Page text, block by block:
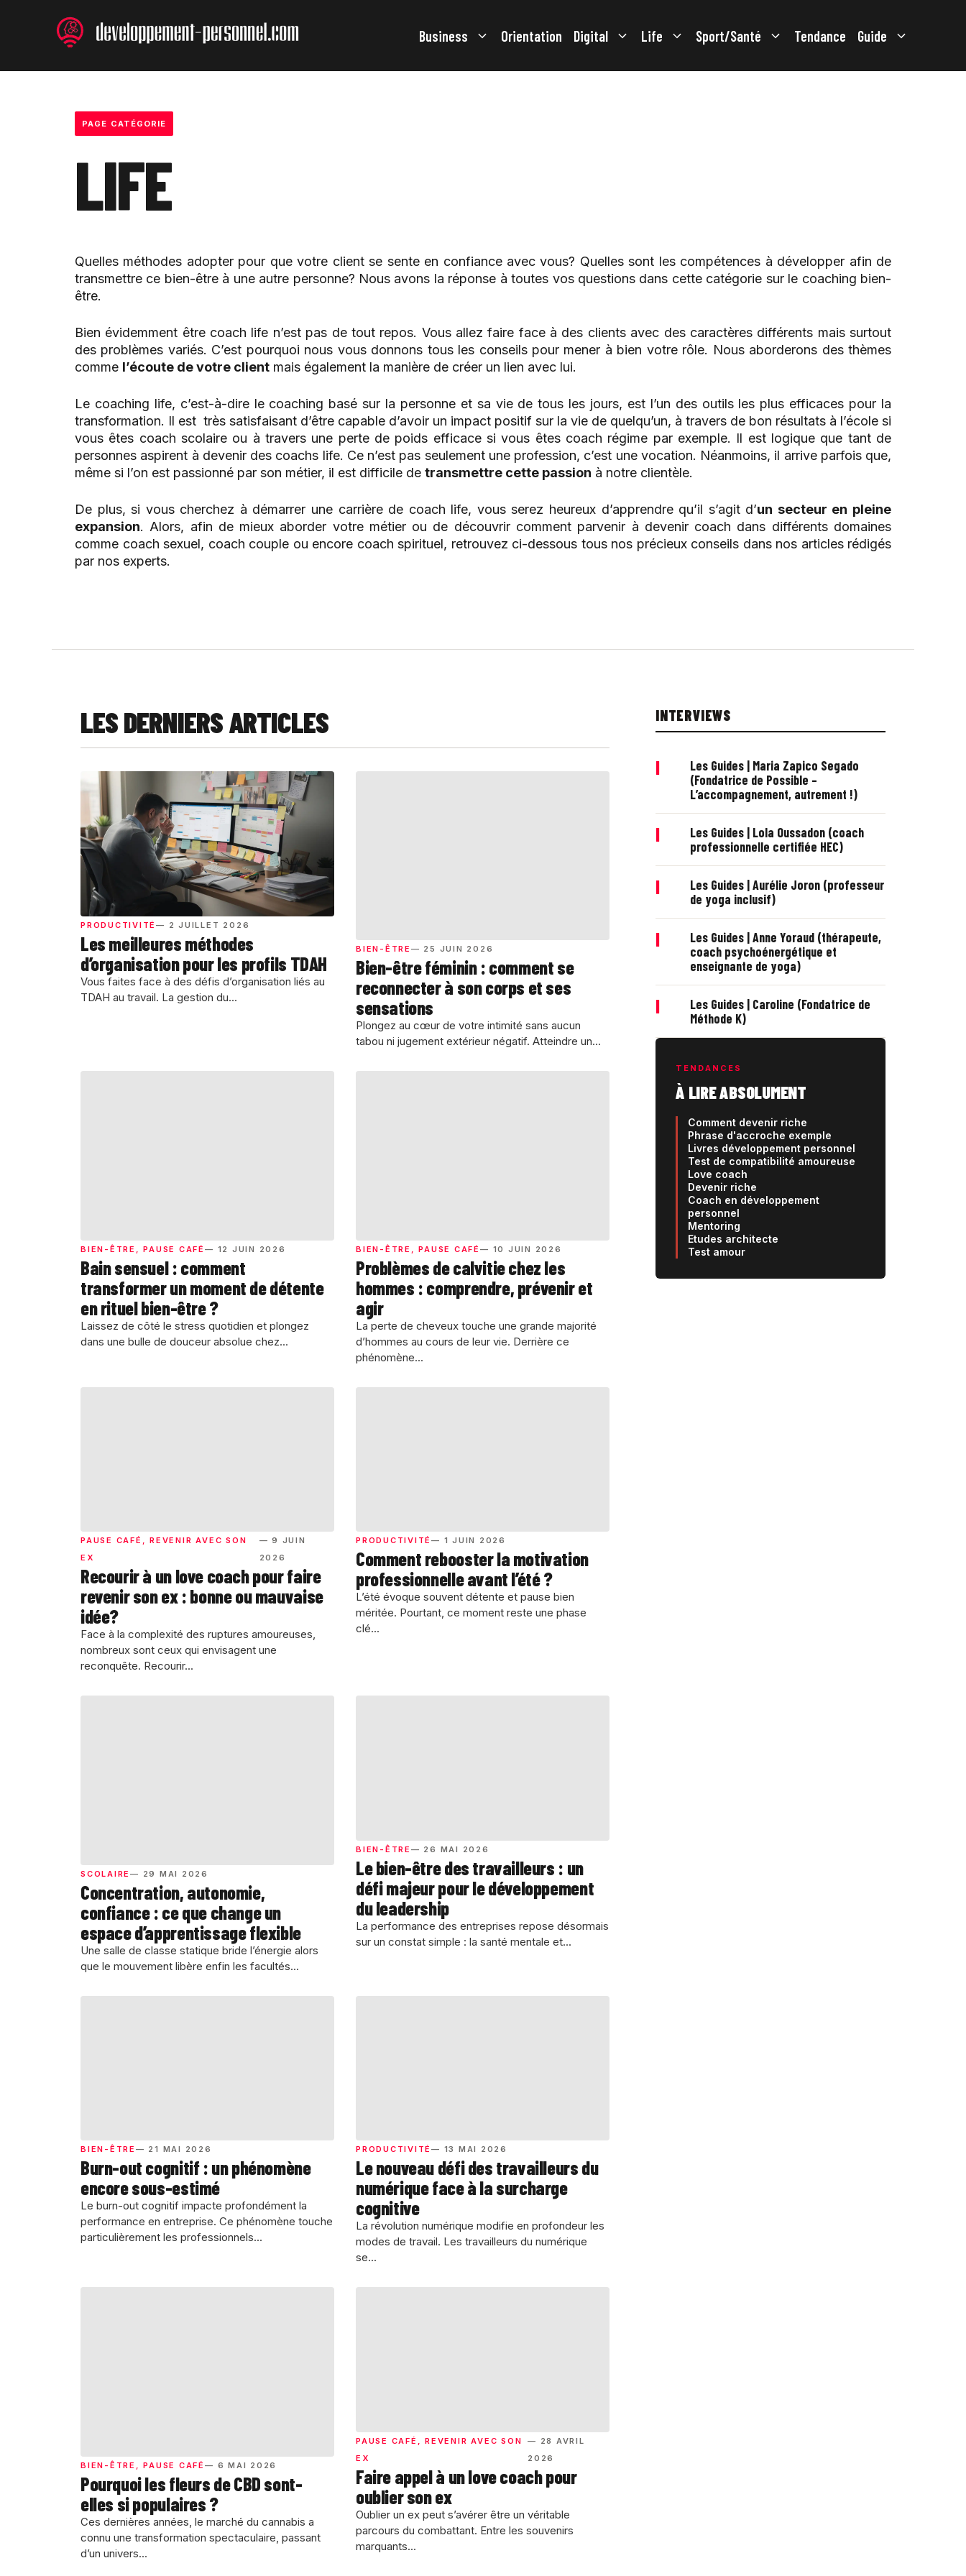
Business Orientation Digital Life Sport/Santé Tendance Guide
PAGE CATÉGORIE
LIFE
Quelles méthodes adopter pour que votre client se sente en confiance avec vous? Quelles sont les compétences à développer afin de
transmettre ce bien-être à une autre personne? Nous avons la réponse à toutes vos questions dans cette catégorie sur le coaching bien-
être.
Bien évidemment être coach life n’est pas de tout repos. Vous allez faire face à des clients avec des caractères différents mais surtout
des problèmes variés. C’est pourquoi nous vous donnons tous les conseils pour mener à bien votre rôle. Nous aborderons des thèmes
comme l’écoute de votre client mais également la manière de créer un lien avec lui.
Le coaching life, c’est-à-dire le coaching basé sur la personne et sa vie de tous les jours, est l’un des outils les plus efficaces pour la
transformation. Il est très satisfaisant d’être capable d’avoir un impact positif sur la vie de quelqu’un, à travers de bon résultats à l’école si
vous êtes coach scolaire ou à travers une perte de poids efficace si vous êtes coach régime par exemple. Il est logique que tant de
personnes aspirent à devenir des coachs life. Ce n’est pas seulement une profession, c’est une vocation. Néanmoins, il arrive parfois que,
même si l’on est passionné par son métier, il est difficile de transmettre cette passion à notre clientèle.
De plus, si vous cherchez à démarrer une carrière de coach life, vous serez heureux d’apprendre qu’il s’agit d’un secteur en pleine
expansion. Alors, afin de mieux aborder votre métier ou de découvrir comment parvenir à devenir coach dans différents domaines
comme coach sexuel, coach couple ou encore coach spirituel, retrouvez ci-dessous tous nos précieux conseils dans nos articles rédigés
par nos experts.
LES DERNIERS ARTICLES
PRODUCTIVITÉ— 2 JUILLET 2026
Les meilleures méthodes
d’organisation pour les profils TDAH
Vous faites face à des défis d’organisation liés au
TDAH au travail. La gestion du...
BIEN-ÊTRE — 25 JUIN 2026
Bien-être féminin : comment se
reconnecter à son corps et ses
sensations
Plongez au cœur de votre intimité sans aucun
tabou ni jugement extérieur négatif. Atteindre un...
BIEN-ÊTRE ,PAUSE CAFÉ — 12 JUIN 2026
Bain sensuel : comment
transformer un moment de détente
en rituel bien-être ?
Laissez de côté le stress quotidien et plongez
dans une bulle de douceur absolue chez...
BIEN-ÊTRE ,PAUSE CAFÉ — 10 JUIN 2026
Problèmes de calvitie chez les
hommes : comprendre, prévenir et
agir
La perte de cheveux touche une grande majorité
d’hommes au cours de leur vie. Derrière ce
phénomène...
PAUSE CAFÉ ,REVENIR AVEC SON
EX
— 9 JUIN
2026
Recourir à un love coach pour faire
revenir son ex : bonne ou mauvaise
idée?
Face à la complexité des ruptures amoureuses,
nombreux sont ceux qui envisagent une
reconquête. Recourir...
PRODUCTIVITÉ— 1 JUIN 2026
Comment rebooster la motivation
professionnelle avant l’été ?
L’été évoque souvent détente et pause bien
méritée. Pourtant, ce moment reste une phase
clé...
SCOLAIRE— 29 MAI 2026
Concentration, autonomie,
confiance : ce que change un
espace d’apprentissage flexible
Une salle de classe statique bride l’énergie alors
que le mouvement libère enfin les facultés...
BIEN-ÊTRE — 26 MAI 2026
Le bien-être des travailleurs : un
défi majeur pour le développement
du leadership
La performance des entreprises repose désormais
sur un constat simple : la santé mentale et...
BIEN-ÊTRE — 21 MAI 2026
Burn-out cognitif : un phénomène
encore sous-estimé
Le burn-out cognitif impacte profondément la
performance en entreprise. Ce phénomène touche
particulièrement les professionnels...
PRODUCTIVITÉ— 13 MAI 2026
Le nouveau défi des travailleurs du
numérique face à la surcharge
cognitive
La révolution numérique modifie en profondeur les
modes de travail. Les travailleurs du numérique
se...
BIEN-ÊTRE ,PAUSE CAFÉ — 6 MAI 2026
Pourquoi les fleurs de CBD sont-
elles si populaires ?
Ces dernières années, le marché du cannabis a
connu une transformation spectaculaire, passant
d’un univers...
PAUSE CAFÉ ,REVENIR AVEC SON
EX
— 28 AVRIL
2026
Faire appel à un love coach pour
oublier son ex
Oublier un ex peut s’avérer être un véritable
parcours du combattant. Entre les souvenirs
marquants...
INTERVIEWS
|
Les Guides | Maria Zapico Segado
(Fondatrice de Possible –
L’accompagnement, autrement !)
|
Les Guides | Lola Oussadon (coach
professionnelle certifiée HEC)
|
Les Guides | Aurélie Joron (professeur
de yoga inclusif)
|
Les Guides | Anne Yoraud (thérapeute,
coach psychoénergétique et
enseignante de yoga)
|
Les Guides | Caroline (Fondatrice de
Méthode K)
TENDANCES
À LIRE ABSOLUMENT
Comment devenir riche
Phrase d'accroche exemple
Livres développement personnel
Test de compatibilité amoureuse
Love coach
Devenir riche
Coach en développement
personnel
Mentoring
Etudes architecte
Test amour